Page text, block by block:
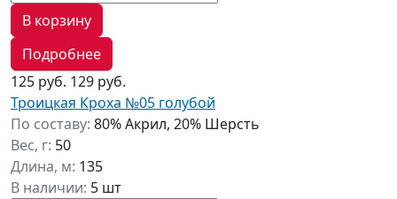
В корзину
Подробнее
125 руб. 129 руб.
Троицкая Кроха №05 голубой
По составу: 80% Акрил, 20% Шерсть
Вес, г: 50
Длина, м: 135
В наличии: 5 шт